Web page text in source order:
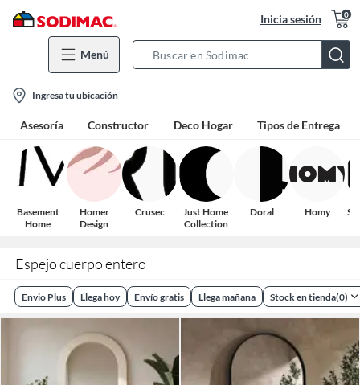
Inicia sesión 0
Menú
Bar
location-
icon
Ingresa tu ubicación
Asesoría Constructor Deco Hogar Tipos de Entrega
Basement
Home
Homer
Design
Crusec
Just Home
Collection
Doral Homy
Espejo cuerpo entero
Envio Plus Llega hoy Envío gratis Llega mañana Stock en tienda(0)